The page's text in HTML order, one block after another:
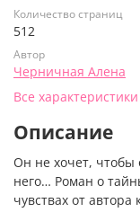
Количество страниц
512
Автор
Черничная Алена
Все характеристики
Описание
Он не хочет, чтобы
него… Роман о
чувствах от